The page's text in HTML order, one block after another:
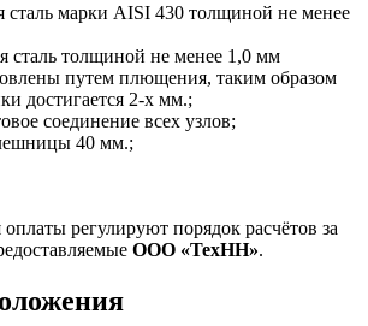
марки AISI 430 толщиной не менее
сталь толщиной не менее 1,0 мм
путем плющения, таким образом
достигается 2-х мм.;
соединение всех узлов;
40 мм.;
регулируют порядок расчётов за
ООО «ТехНН».